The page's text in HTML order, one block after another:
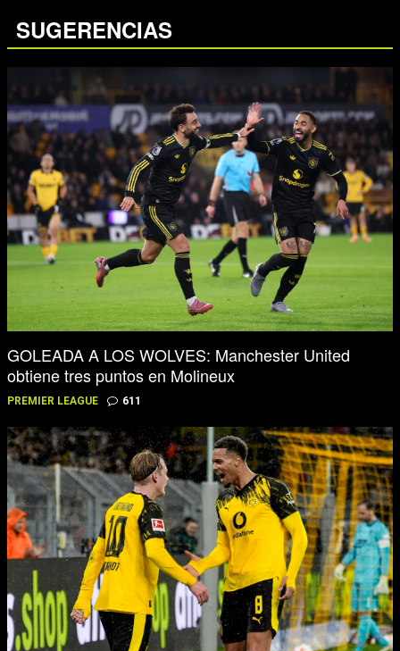
SUGERENCIAS
GOLEADA A LOS WOLVES: Manchester United
obtiene tres puntos en Molineux
PREMIER LEAGUE 611